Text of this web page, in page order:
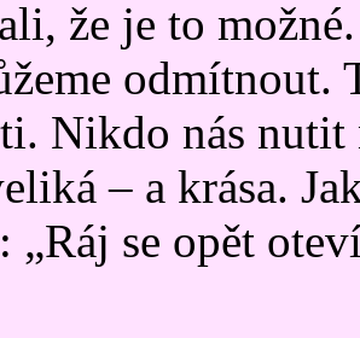
že je to
odmítnout.
Nikdo nás nutit
– a krása.
„Ráj se opět